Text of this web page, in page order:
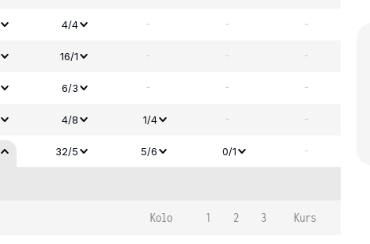
4/4 - - -
16/1 - - -
6/3 - - -
4/8 1/4 - -
32/5 5/6 0/1 -
Kolo 1 2 3 Kurs